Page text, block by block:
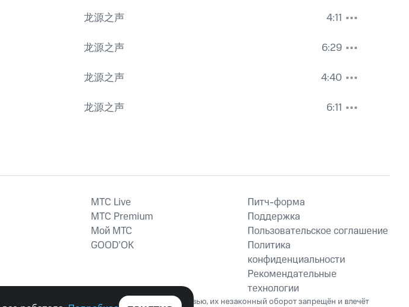
龙源之声
4:11
龙源之声
6:29
龙源之声
4:40
龙源之声 6:11
MTС Live
MTС Premium
Мой МТС
GOOD’OK
Питч-форма
Поддержка
Пользовательское соглашение
Политика
конфиденциальности
Рекомендательные
технологии
веществ, их аналогов причиняет вред здоровью, их незаконный оборот запрещён и влечёт